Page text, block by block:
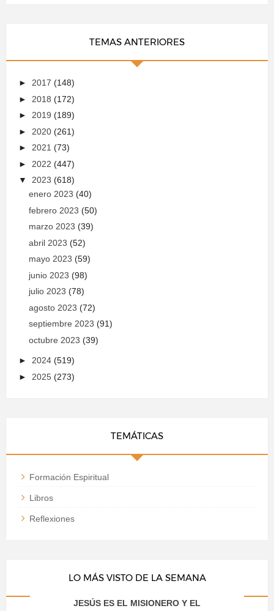
TEMAS ANTERIORES
► 2017 (148)
► 2018 (172)
► 2019 (189)
► 2020 (261)
► 2021 (73)
► 2022 (447)
▼ 2023 (618)
enero 2023 (40)
febrero 2023 (50)
marzo 2023 (39)
abril 2023 (52)
mayo 2023 (59)
junio 2023 (98)
julio 2023 (78)
agosto 2023 (72)
septiembre 2023 (91)
octubre 2023 (39)
► 2024 (519)
► 2025 (273)
TEMÁTICAS
Formación Espiritual
Libros
Reflexiones
LO MÁS VISTO DE LA SEMANA
JESÚS ES EL MISIONERO Y EL